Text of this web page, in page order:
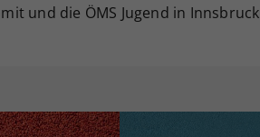
und die ÖMS Jugend in Innsbruck